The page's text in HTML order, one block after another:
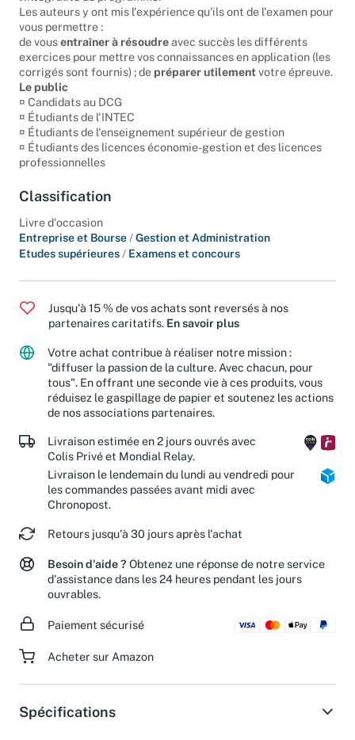
l'intégralité du programme.
Les auteurs y ont mis l'expérience qu'ils ont de l'examen pour
vous permettre :
de vousentraîner à résoudreavec succès les différents
exercices pour mettre vos connaissances en application (les
corrigés sont fournis) ; de préparer utilement
votre épreuve.
Le public
¤ Candidats au DCG
¤ Étudiants de l'INTEC
¤ Étudiants de l'enseignement supérieur de gestion
¤ Étudiants des licences économie-gestion et des licences
professionnelles
Classification
Livre d'occasion
Entreprise et Bourse /Gestion et Administration
Jusqu'à 15 % de vos achats sont reversés à nos
partenaires caritatifs.
En savoir plus
Votre achat contribue à réaliser notre mission :
"diffuser la passion de la culture. Avec chacun, pour
tous". En offrant une seconde vie à ces produits, vous
réduisez le gaspillage de papier et soutenez les actions
de nos associations partenaires.
Livraison estimée en 2 jours ouvrés avec
Colis Privé et Mondial Relay.
Livraison le lendemain du lundi au vendredi pour
les commandes passées avant midi avec
Retours jusqu'à 30 jours après l'achat
Besoin d'aide ?Obtenez une réponse de notre service
d'assistance dans les 24 heures pendant les jours
Spécifications